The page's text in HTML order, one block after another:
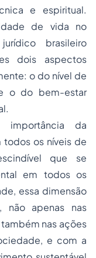
e espiritual.
de vida no
brasileiro
dois aspectos
o do nível de
o do bem-estar
.
importância da
os níveis de
que se
em todos os
essa dimensão
não apenas nas
nas ações
e com a